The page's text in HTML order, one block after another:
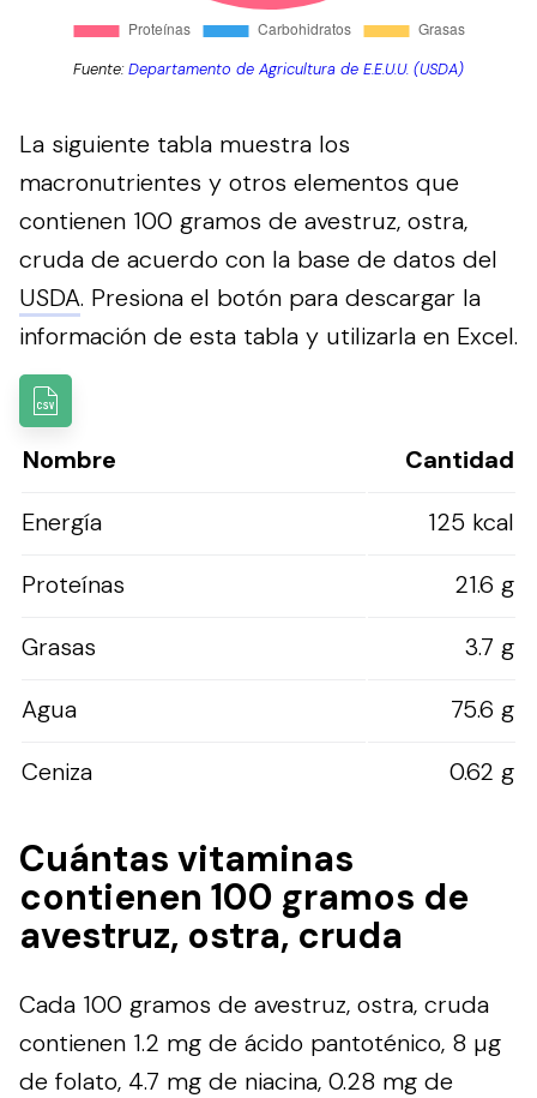
Fuente:Departamento de Agricultura de E.E.U.U. (USDA)
La siguiente tabla muestra los
macronutrientes y otros elementos que
contienen 100 gramos de avestruz, ostra,
cruda de acuerdo con la base de datos del
USDA. Presiona el botón para descargar la
información de esta tabla y utilizarla en Excel.
Nombre
Cantidad
Energía
125 kcal
Proteínas
21.6 g
Grasas
3.7 g
Agua
75.6 g
Ceniza
0.62 g
Cuántas vitaminas
contienen 100 gramos de
avestruz, ostra, cruda
Cada 100 gramos de avestruz, ostra, cruda
contienen 1.2 mg de ácido pantoténico, 8 µg
de folato, 4.7 mg de niacina, 0.28 mg de